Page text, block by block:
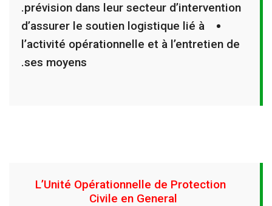
prévision dans leur secteur d’intervention.
d’assurer le soutien logistique lié à
l’activité opérationnelle et à l’entretien de
ses moyens.
L’Unité Opérationnelle de Protection
Civile en General